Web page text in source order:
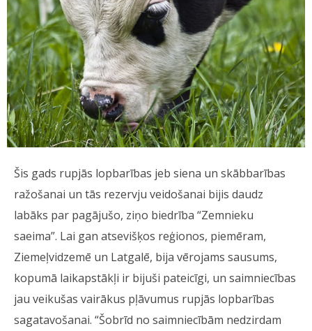
Šis gads rupjās lopbarības jeb siena un skābbarības
ražošanai un tās rezervju veidošanai bijis daudz
labāks par pagājušo, ziņo biedrība “Zemnieku
saeima”. Lai gan atsevišķos reģionos, piemēram,
Ziemeļvidzemē un Latgalē, bija vērojams sausums,
kopumā laikapstākļi ir bijuši pateicīgi, un saimniecības
jau veikušas vairākus pļāvumus rupjās lopbarības
sagatavošanai. “Šobrīd no saimniecībām nedzirdam